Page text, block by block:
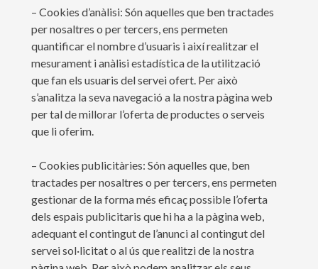
– Cookies d’anàlisi: Són aquelles que ben tractades
per nosaltres o per tercers, ens permeten
quantificar el nombre d’usuaris i així realitzar el
mesurament i anàlisi estadística de la utilització
que fan els usuaris del servei ofert. Per això
s’analitza la seva navegació a la nostra pàgina web
per tal de millorar l’oferta de productes o serveis
que li oferim.
– Cookies publicitàries: Són aquelles que, ben
tractades per nosaltres o per tercers, ens permeten
gestionar de la forma més eficaç possible l’oferta
dels espais publicitaris que hi ha a la pàgina web,
adequant el contingut de l’anunci al contingut del
servei sol·licitat o al ús que realitzi de la nostra